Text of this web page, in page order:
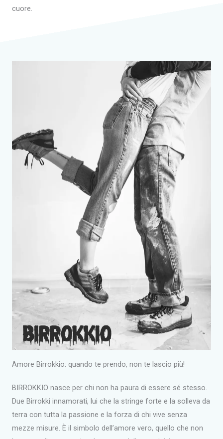
cuore.
Amore Birrokkio: quando te prendo, non te lascio più!
BIRROKKIO nasce per chi non ha paura di essere sé stesso.
Due Birrokki innamorati, lui che la stringe forte e la solleva da
terra con tutta la passione e la forza di chi vive senza
mezze misure. È il simbolo dell’amore vero, quello che non